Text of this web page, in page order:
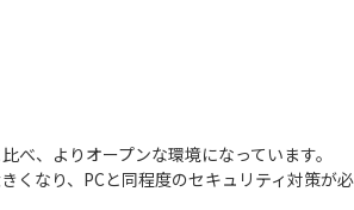
べ、よりオープンな環境になっています。
くなり、PCと同程度のセキュリティ対策が必